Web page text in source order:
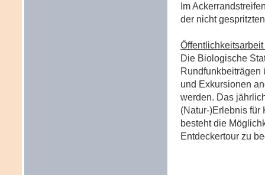
Im
der nicht
Die Biologische
Rundfunkbeiträgen
und Exkursionen
werden. Das
(Natur-)Erlebnis für
besteht die
Entdeckertour zu